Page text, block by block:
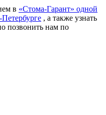
в «Стома-Гарант» одной
, а также узнать
позвонить нам по